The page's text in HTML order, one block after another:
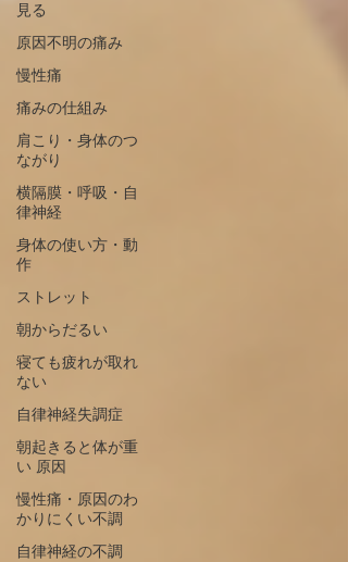
見る
原因不明の痛み
慢性痛
痛みの仕組み
肩こり・身体のつ
ながり
横隔膜・呼吸・自
律神経
身体の使い方・動
作
ストレット
朝からだるい
寝ても疲れが取れ
ない
自律神経失調症
朝起きると体が重
い 原因
慢性痛・原因のわ
かりにくい不調
自律神経の不調